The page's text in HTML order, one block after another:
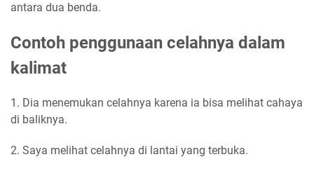
antara dua benda.
Contoh penggunaan celahnya dalam
kalimat
1. Dia menemukan celahnya karena ia bisa melihat cahaya
di baliknya.
2. Saya melihat celahnya di lantai yang terbuka.